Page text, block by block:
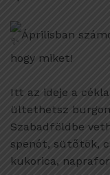
Áprilisban
hogy miket!
Itt az ideje a
ültethetsz
Szabadföldbe
spenót, sütőtök,
kukorica,